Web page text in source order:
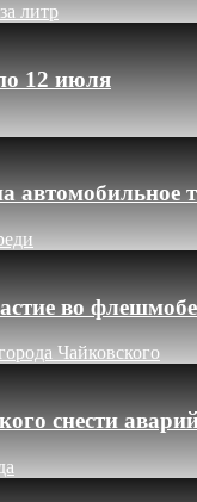
литр
12 июля
автомобильное
во
Чайковского
снести